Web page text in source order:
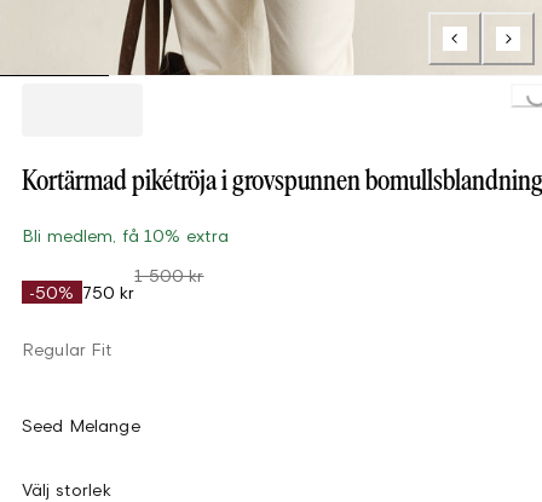
Loading...
Kortärmad pikétröja i grovspunnen bomullsblandning
Bli medlem, få 10% extra
-50% 750 kr
1 500 kr
Regular Fit
Seed Melange
Välj storlek